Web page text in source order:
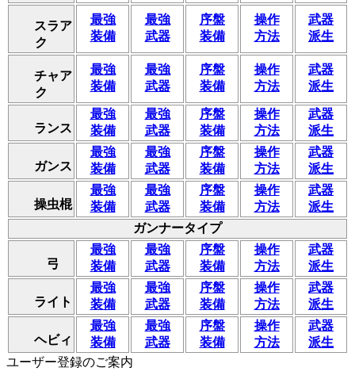
スラア
ク
最強
装備
最強
武器
序盤
装備
操作
方法
武器
派生
チャア
ク
最強
装備
最強
武器
序盤
装備
操作
方法
武器
派生
ランス
最強
装備
最強
武器
序盤
装備
操作
方法
武器
派生
ガンス
最強
装備
最強
武器
序盤
装備
操作
方法
武器
派生
操虫棍
最強
装備
最強
武器
序盤
装備
操作
方法
武器
派生
ガンナータイプ
弓
最強
装備
最強
武器
序盤
装備
操作
方法
武器
派生
ライト
最強
装備
最強
武器
序盤
装備
操作
方法
武器
派生
ヘビィ
最強
装備
最強
武器
序盤
装備
操作
方法
武器
派生
ユーザー登録のご案内